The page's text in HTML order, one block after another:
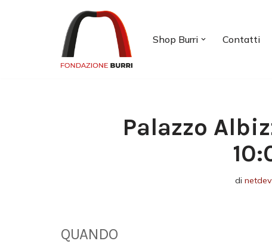
Shop Burri Contatti
Palazzo
di netdev
QUANDO